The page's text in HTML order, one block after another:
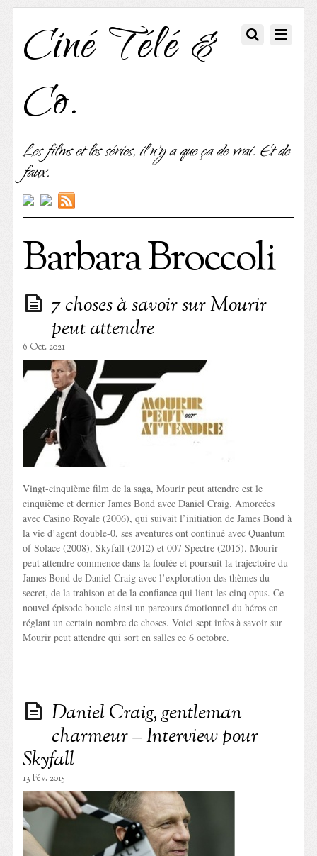
Ciné Télé &
Co.
Les films et les séries, il n'y a que ça de vrai. Et de
faux.
Barbara Broccoli
7 choses à savoir sur Mourir
peut attendre
6 Oct. 2021
Vingt-cinquième film de la saga, Mourir peut attendre est le
cinquième et dernier James Bond avec Daniel Craig. Amorcées
avec Casino Royale (2006), qui suivait l’initiation de James Bond à
la vie d’agent double-0, ses aventures ont continué avec Quantum
of Solace (2008), Skyfall (2012) et 007 Spectre (2015). Mourir
peut attendre commence dans la foulée et poursuit la trajectoire du
James Bond de Daniel Craig avec l’exploration des thèmes du
secret, de la trahison et de la confiance qui lient les cinq opus. Ce
nouvel épisode boucle ainsi un parcours émotionnel du héros en
réglant un certain nombre de choses. Voici sept infos à savoir sur
Mourir peut attendre qui sort en salles ce 6 octobre.
Daniel Craig, gentleman
charmeur – Interview pour
Skyfall
13 Fév. 2015